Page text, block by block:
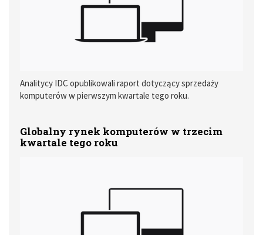
Analitycy IDC opublikowali raport dotyczący sprzedaży
komputerów w pierwszym kwartale tego roku.
Globalny rynek komputerów w trzecim
kwartale tego roku